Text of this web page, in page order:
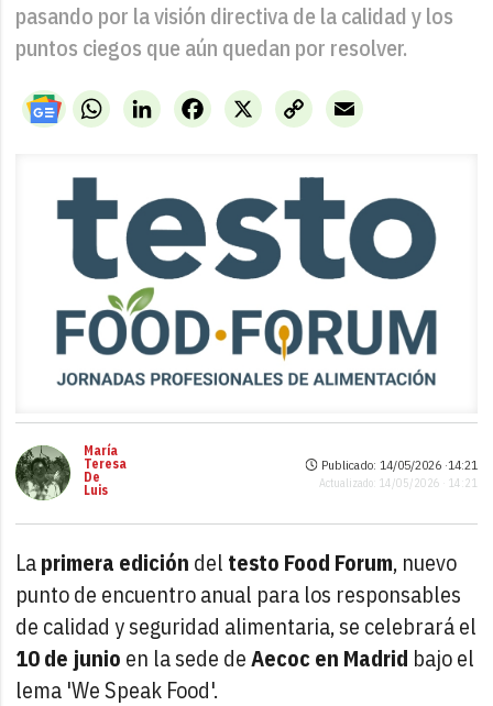
pasando por la visión directiva de la calidad y los
puntos ciegos que aún quedan por resolver.
WhatsAppLinkedIn X
Facebook
Copy
Link
Email
María
Teresa
De
Luis
Publicado: 14/05/2026 ·14:21
Actualizado: 14/05/2026 · 14:21
Laprimera edición del testo Food Forum, nuevo
punto de encuentro anual para los responsables
de calidad y seguridad alimentaria, se celebrará el
10 de junio en la sede deAecoc en Madrid bajo el
lema 'We Speak Food'.